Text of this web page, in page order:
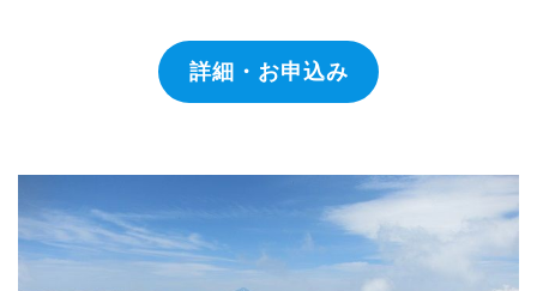
詳細・お申込み